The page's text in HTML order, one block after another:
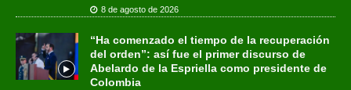
8 de agosto de 2026
“Ha comenzado el tiempo de la recuperación
del orden”: así fue el primer discurso de
Abelardo de la Espriella como presidente de
Colombia